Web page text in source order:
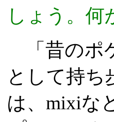
しょう。何
「昔のポ
として持ち
は、mixiな